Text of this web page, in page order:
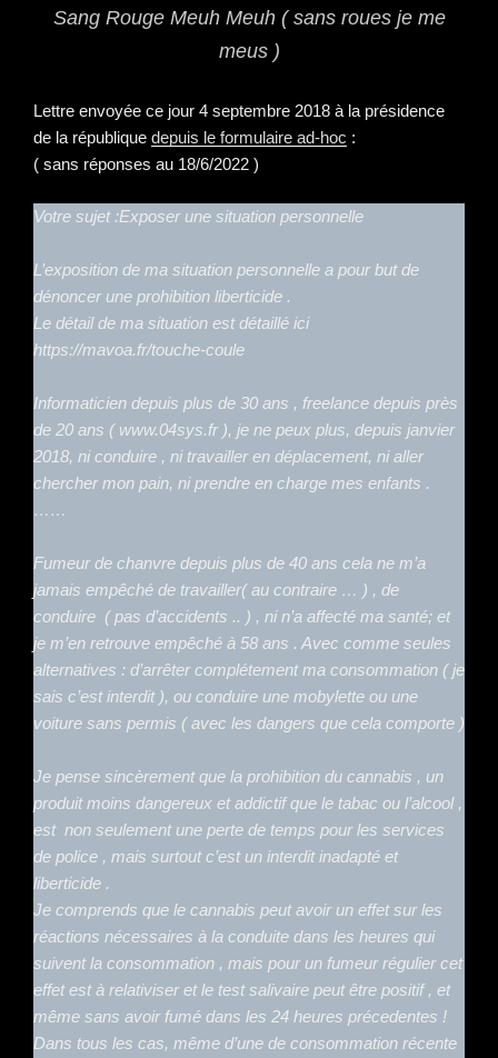
Sang Rouge Meuh Meuh ( sans roues je me
meus )
Lettre envoyée ce jour 4 septembre 2018 à la présidence
de la république depuis le formulaire ad-hoc :
( sans réponses au 18/6/2022 )
Votre sujet :Exposer une situation personnelle
L’exposition de ma situation personnelle a pour but de
dénoncer une prohibition liberticide .
Le détail de ma situation est détaillé ici
https://mavoa.fr/touche-coule
Informaticien depuis plus de 30 ans , freelance depuis près
de 20 ans ( www.04sys.fr ), je ne peux plus, depuis janvier
2018, ni conduire , ni travailler en déplacement, ni aller
chercher mon pain, ni prendre en charge mes enfants .
……
Fumeur de chanvre depuis plus de 40 ans cela ne m’a
jamais empêché de travailler( au contraire … ) , de
conduire ( pas d’accidents .. ) , ni n’a affecté ma santé; et
je m’en retrouve empêché à 58 ans . Avec comme seules
alternatives : d’arrêter complétement ma consommation ( je
sais c’est interdit ), ou conduire une mobylette ou une
voiture sans permis ( avec les dangers que cela comporte )
Je pense sincèrement que la prohibition du cannabis , un
produit moins dangereux et addictif que le tabac ou l’alcool ,
est non seulement une perte de temps pour les services
de police , mais surtout c’est un interdit inadapté et
liberticide .
Je comprends que le cannabis peut avoir un effet sur les
réactions nécessaires à la conduite dans les heures qui
suivent la consommation , mais pour un fumeur régulier cet
effet est à relativiser et le test salivaire peut être positif , et
même sans avoir fumé dans les 24 heures précedentes !
Dans tous les cas, même d’une de consommation récente